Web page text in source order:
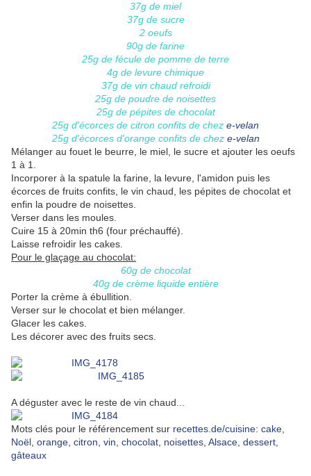
37g de miel
37g de sucre
2 oeufs
90g de farine
25g de fécule de pomme de terre
4g de levure chimique
37g de vin chaud refroidi
25g de poudre de noisettes
25g de pépites de chocolat
25g d'écorces de citron confits de chez e-velan
25g d'écorces d'orange confits de chez e-velan
Mélanger au fouet le beurre, le miel, le sucre et ajouter les oeufs
1 à 1.
Incorporer à la spatule la farine, la levure, l'amidon puis les
écorces de fruits confits, le vin chaud, les pépites de chocolat et
enfin la poudre de noisettes.
Verser dans les moules.
Cuire 15 à 20min th6 (four préchauffé).
Laisse refroidir les cakes.
Pour le glaçage au chocolat:
60g de chocolat
40g de crème liquide entière
Porter la crème à ébullition.
Verser sur le chocolat et bien mélanger.
Glacer les cakes.
Les décorer avec des fruits secs.
A déguster avec le reste de vin chaud...
Mots clés pour le référencement sur recettes.de/cuisine: cake
Noël orange citron vin chocolat noisettes Alsace dessert
gâteaux